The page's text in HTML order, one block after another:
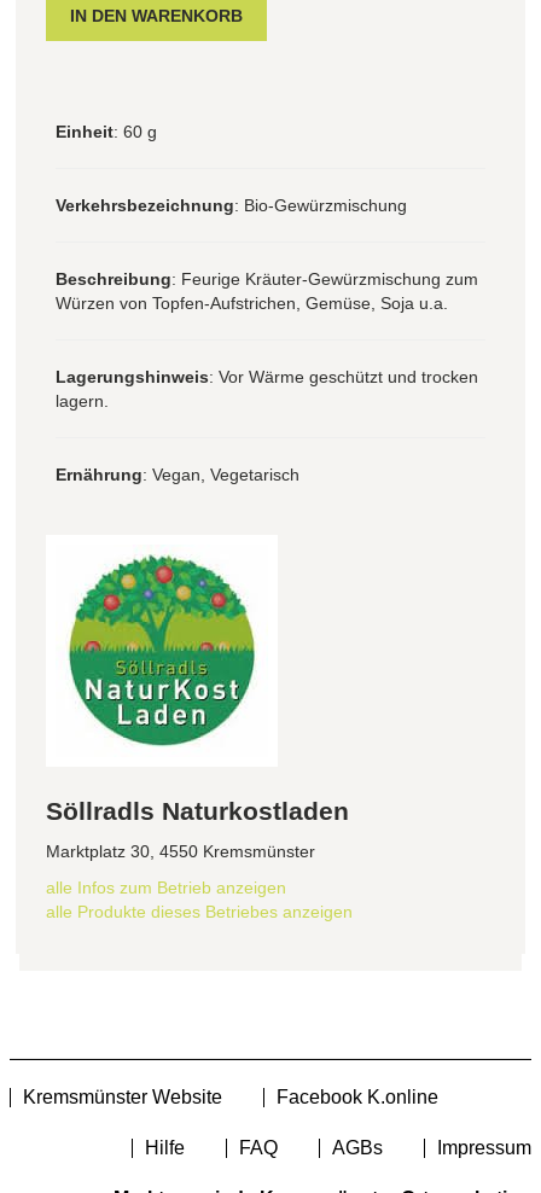
Einheit: 60 g
Verkehrsbezeichnung: Bio-Gewürzmischung
Beschreibung: Feurige Kräuter-Gewürzmischung zum
Würzen von Topfen-Aufstrichen, Gemüse, Soja u.a.
Lagerungshinweis: Vor Wärme geschützt und trocken
lagern.
Ernährung: Vegan, Vegetarisch
Söllradls Naturkostladen
Marktplatz 30, 4550 Kremsmünster
alle Infos zum Betrieb anzeigen
alle Produkte dieses Betriebes anzeigen
Kremsmünster Website Facebook K.online
Hilfe FAQ AGBs Impressum